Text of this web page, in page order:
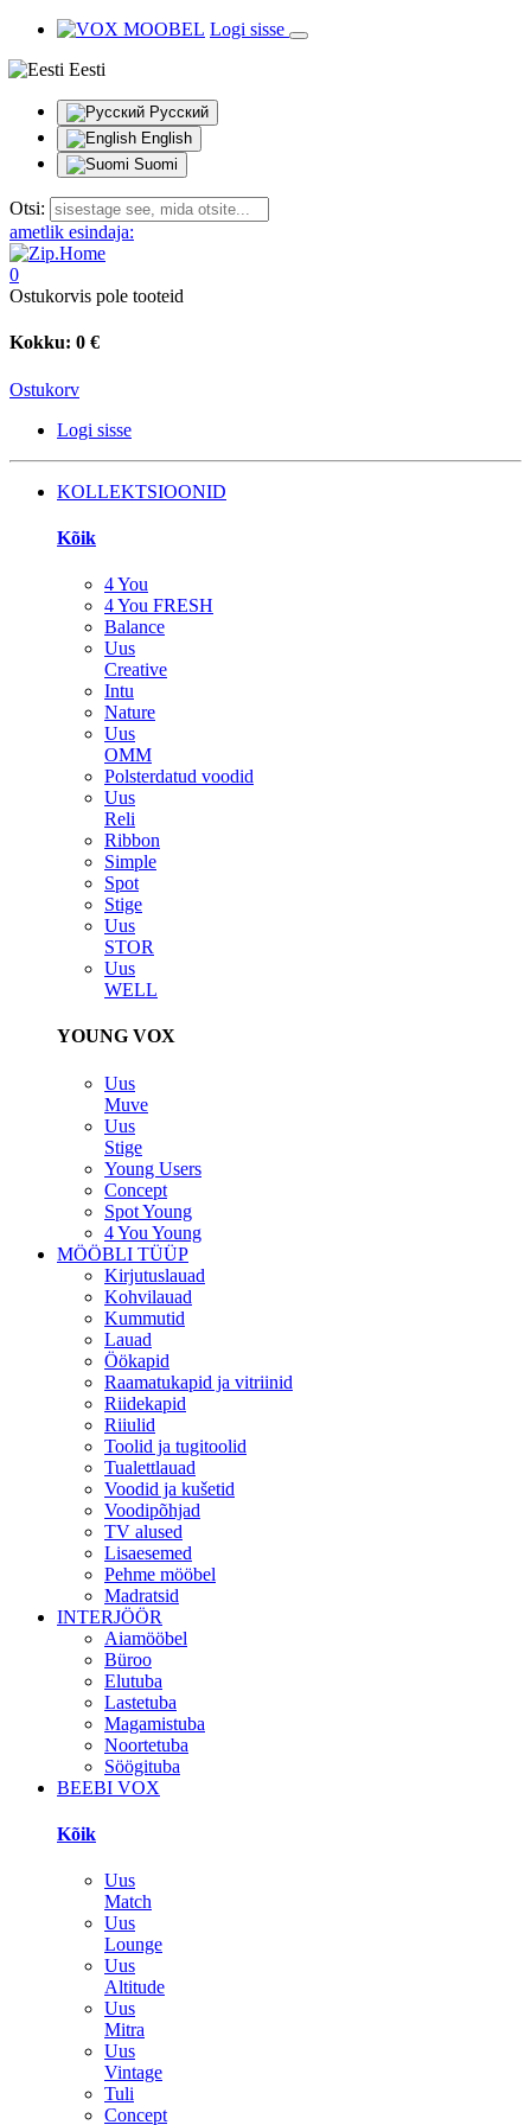
Logi sisse
Eesti
Русский
English
Suomi
Otsi:
ametlik esindaja:
0
Ostukorvis pole tooteid
Kokku: 0 €
Ostukorv
Logi sisse
KOLLEKTSIOONID
Kõik
4 You
4 You FRESH
Balance
Uus
Creative
Intu
Nature
Uus
OMM
Polsterdatud voodid
Uus
Reli
Ribbon
Simple
Spot
Stige
Uus
STOR
Uus
WELL
YOUNG VOX
Uus
Muve
Uus
Stige
Young Users
Concept
Spot Young
4 You Young
MÖÖBLI TÜÜP
Kirjutuslauad
Kohvilauad
Kummutid
Lauad
Öökapid
Raamatukapid ja vitriinid
Riidekapid
Riiulid
Toolid ja tugitoolid
Tualettlauad
Voodid ja kušetid
Voodipõhjad
TV alused
Lisaesemed
Pehme mööbel
Madratsid
INTERJÖÖR
Aiamööbel
Büroo
Elutuba
Lastetuba
Magamistuba
Noortetuba
Söögituba
BEEBI VOX
Kõik
Uus
Match
Uus
Lounge
Uus
Altitude
Uus
Mitra
Uus
Vintage
Tuli
Concept